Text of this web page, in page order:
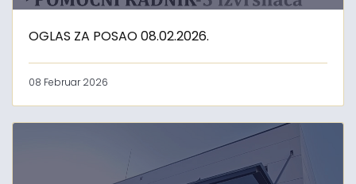
OGLAS ZA POSAO 08.02.2026.
08 Februar 2026